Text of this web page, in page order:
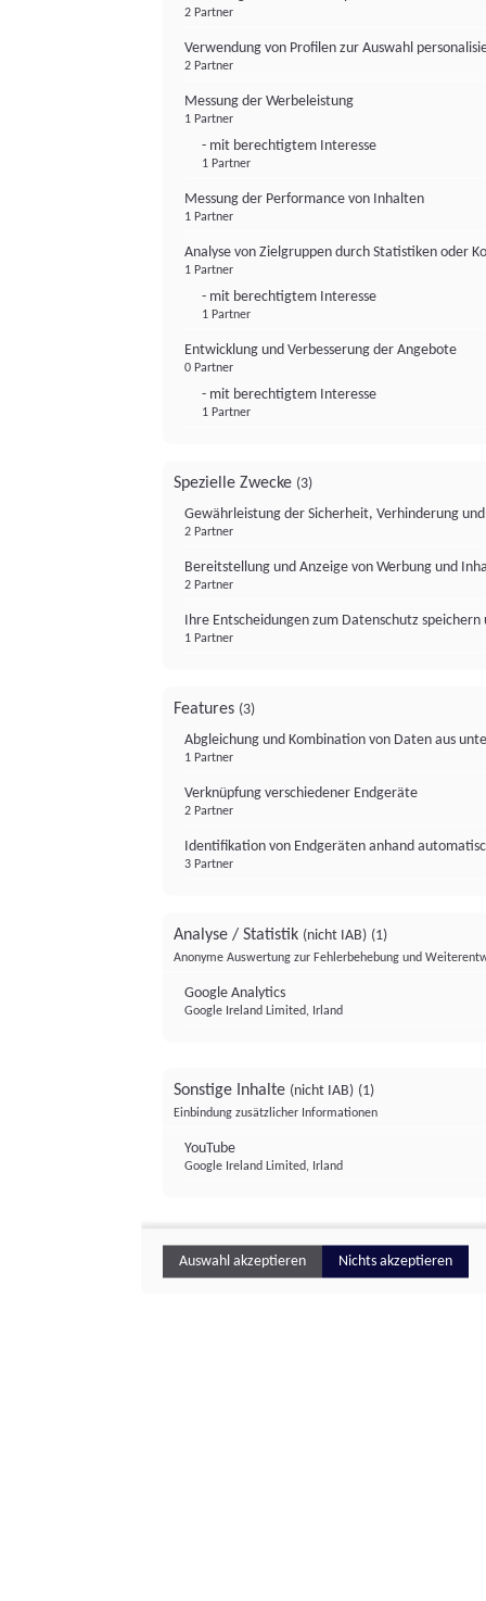
2 Partner
Verwendung von Profilen zur Auswahl
2 Partner
Messung der Werbeleistung
1 Partner
- mit berechtigtem Interesse
1 Partner
Messung der Performance von Inhalten
1 Partner
Analyse von Zielgruppen durch Statistiken oder
1 Partner
- mit berechtigtem Interesse
1 Partner
Entwicklung und Verbesserung der Angebote
0 Partner
- mit berechtigtem Interesse
1 Partner
Spezielle Zwecke (3)
Gewährleistung der Sicherheit, Verhinderung
2 Partner
Bereitstellung und Anzeige von Werbung und
2 Partner
Ihre Entscheidungen zum Datenschutz
1 Partner
Features (3)
Abgleichung und Kombination von Daten aus
1 Partner
Verknüpfung verschiedener Endgeräte
2 Partner
Identifikation von Endgeräten anhand
3 Partner
Analyse / Statistik (nicht IAB) (1)
Anonyme Auswertung zur Fehlerbehebung und
Google Analytics
Google Ireland Limited, Irland
Sonstige Inhalte (nicht IAB) (1)
Einbindung zusätzlicher Informationen
YouTube
Google Ireland Limited, Irland
Auswahl akzeptieren Nichts akzeptieren